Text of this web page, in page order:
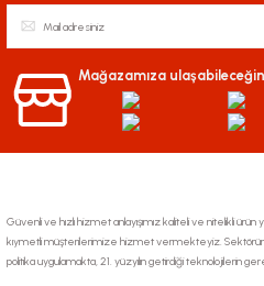
Mağazamıza
Güvenli ve hızlı hizmet anlayışımız kaliteli ve nitelikli
kıymetli müşterilerimize hizmet vermekteyiz.
politika uygulamakta, 21. yüzyılın getirdiği teknolojilerin